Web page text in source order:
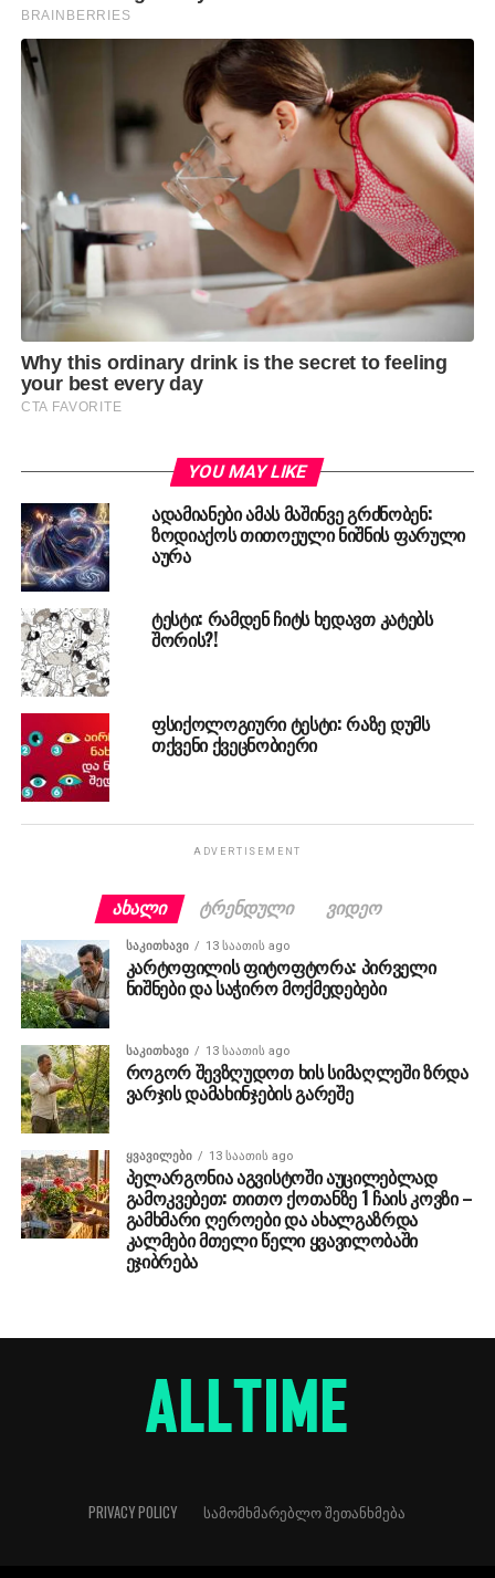
YOU MAY LIKE
ადამიანები ამას მაშინვე გრძნობენ:
ზოდიაქოს თითოეული ნიშნის ფარული
აურა
ტესტი: რამდენ ჩიტს ხედავთ კატებს
შორის?!
ფსიქოლოგიური ტესტი: რაზე დუმს
თქვენი ქვეცნობიერი
ADVERTISEMENT
ᲐᲮᲐᲚᲘ ᲢᲠᲔᲜᲓᲣᲚᲘ ᲕᲘᲓᲔᲝ
ᲡᲐᲙᲘᲗᲮᲐᲕᲘ 13 საათის ago
კარტოფილის ფიტოფტორა: პირველი
ნიშნები და საჭირო მოქმედებები
ᲡᲐᲙᲘᲗᲮᲐᲕᲘ 13 საათის ago
როგორ შევზღუდოთ ხის სიმაღლეში ზრდა
ვარჯის დამახინჯების გარეშე
ᲧᲕᲐᲕᲘᲚᲔᲑᲘ 13 საათის ago
პელარგონია აგვისტოში აუცილებლად
გამოკვებეთ: თითო ქოთანზე 1 ჩაის კოვზი –
გამხმარი ღეროები და ახალგაზრდა
კალმები მთელი წელი ყვავილობაში
ეჯიბრება
PRIVACY POLICY ᲡᲐᲛᲝᲛᲮᲛᲐᲠᲔᲑᲚᲝ ᲨᲔᲗᲐᲜᲮᲛᲔᲑᲐ